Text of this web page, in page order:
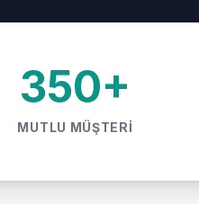
350+
MUTLU MÜŞTERI